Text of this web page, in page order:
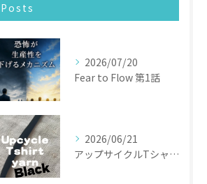
Posts
2026/07/20
Fear to Flow 第1話
2026/06/21
アップサイクルTシャツヤーン